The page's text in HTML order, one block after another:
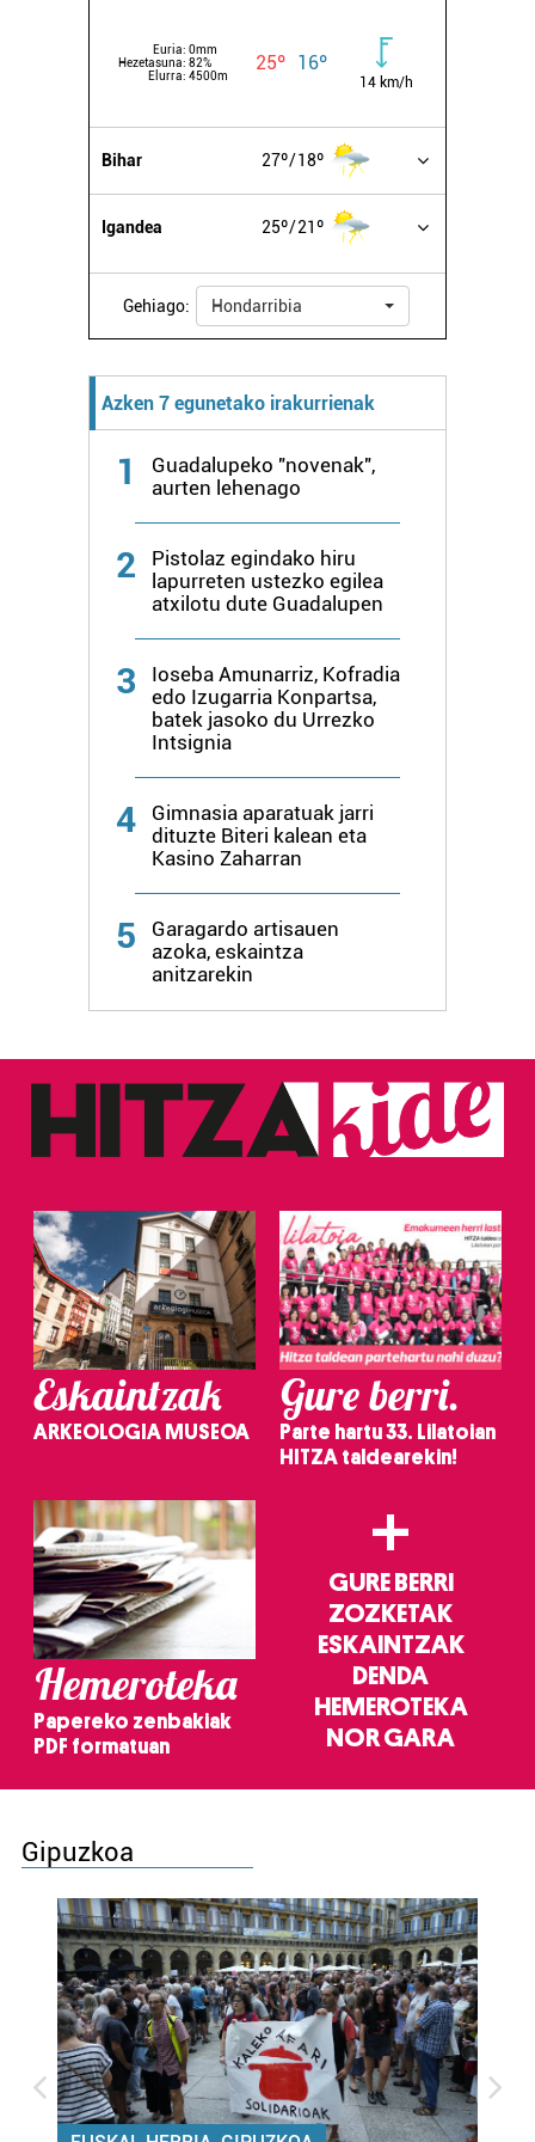
Euria: 0mm
Hezetasuna: 82%
Elurra: 4500m
25º 16º
14 km/h
Bihar 27º 18º
Igandea 25º 21º
Gehiago: Hondarribia
Azken 7 egunetako irakurrienak
1
Guadalupeko "novenak",
aurten lehenago
2
Pistolaz egindako hiru
lapurreten ustezko egilea
atxilotu dute Guadalupen
3
Ioseba Amunarriz, Kofradia
edo Izugarria Konpartsa,
batek jasoko du Urrezko
Intsignia
4
Gimnasia aparatuak jarri
dituzte Biteri kalean eta
Kasino Zaharran
5
Garagardo artisauen
azoka, eskaintza
anitzarekin
Eskaintzak
ARKEOLOGIA MUSEOA
Gure berri.
Parte hartu 33. Lilatoian
HITZA taldearekin!
Hemeroteka
Papereko zenbakiak
PDF formatuan
+
GURE BERRI
ZOZKETAK
ESKAINTZAK
DENDA
HEMEROTEKA
NOR GARA
Gipuzkoa